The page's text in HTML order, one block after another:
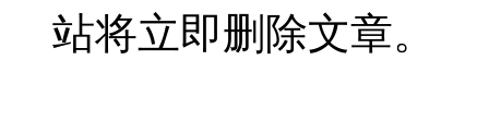
站将立即删除文章。